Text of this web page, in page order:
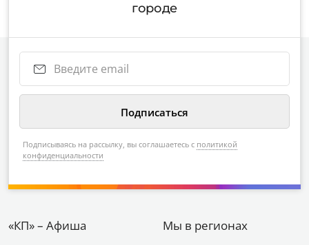
городе
Подписываясь на рассылку, вы соглашаетесь с политикой
конфиденциальности
«КП» – Афиша Мы в регионах